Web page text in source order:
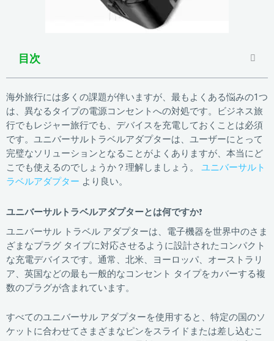
目次
海外旅行には多くの課題が伴いますが、最もよくある悩みの1つ
は、異なるタイプの電源コンセントへの対処です。ビジネス旅
行でもレジャー旅行でも、デバイスを充電しておくことは必須
です。ユニバーサルトラベルアダプターは、ユーザーにとって
完璧なソリューションとなることがよくありますが、本当にど
こでも使えるのでしょうか？理解しましょう。 ユニバーサルト
ラベルアダプター より良い。
ユニバーサルトラベルアダプターとは何ですか?
ユニバーサル トラベル アダプターは、電子機器を世界中のさま
ざまなプラグ タイプに対応させるように設計されたコンパクト
な充電デバイスです。通常、北米、ヨーロッパ、オーストラリ
ア、英国などの最も一般的なコンセント タイプをカバーする複
数のプラグが含まれています。
すべてのユニバーサル アダプターを使用すると、特定の国のソ
ケットに合わせてさまざまなピンをスライドまたは差し込むこ